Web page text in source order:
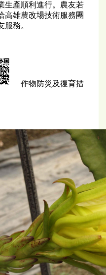
生產順利進行。農友若
高雄農改場技術服務團
務。
作物防災及復育措